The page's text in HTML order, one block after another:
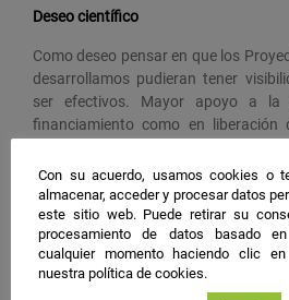
Deseo científico
Como deseo pensar en que los
desarrollamos pudieran tener
ser efectivos. Mayor apoyo a la
financiamiento como en liberación
facebook
twitter
instagram
Con su acuerdo, usamos cookies o
almacenar, acceder y procesar datos
este sitio web. Puede retirar su
procesamiento de datos basado
cualquier momento haciendo clic
nuestra política de cookies.